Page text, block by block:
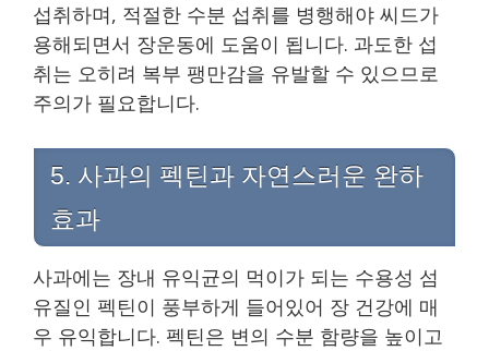
섭취하며, 적절한 수분 섭취를 병행해야 씨드가
용해되면서 장운동에 도움이 됩니다. 과도한 섭
취는 오히려 복부 팽만감을 유발할 수 있으므로
주의가 필요합니다.
5. 사과의 펙틴과 자연스러운 완하
효과
사과에는 장내 유익균의 먹이가 되는 수용성 섬
유질인 펙틴이 풍부하게 들어있어 장 건강에 매
우 유익합니다. 펙틴은 변의 수분 함량을 높이고